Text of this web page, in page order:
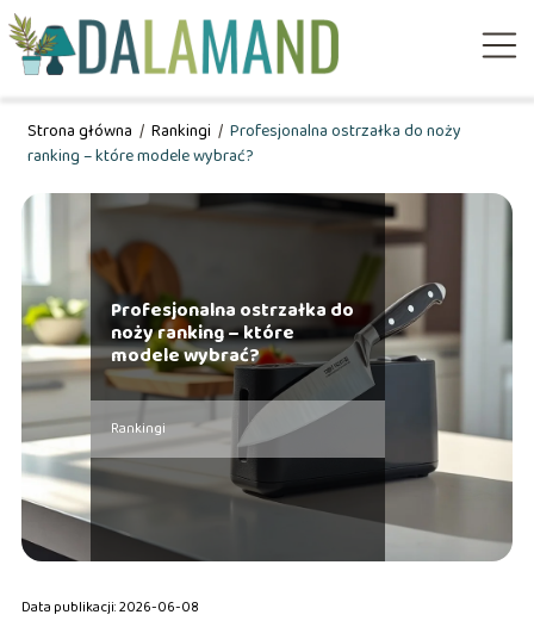
Strona główna / Rankingi / Profesjonalna ostrzałka do noży
ranking – które modele wybrać?
Profesjonalna ostrzałka do
noży ranking – które
modele wybrać?
Rankingi
Data publikacji: 2026-06-08